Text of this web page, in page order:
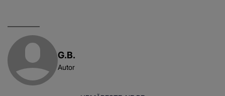
G.B.
Autor